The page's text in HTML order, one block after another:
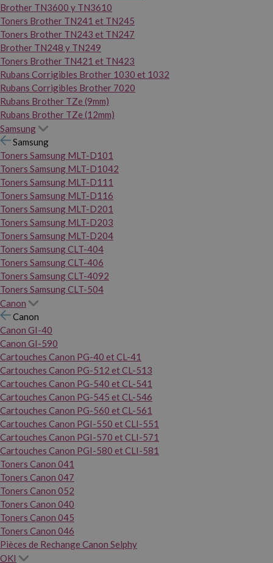
Brother TN3600 y TN3610
Toners Brother TN241 et TN245
Toners Brother TN243 et TN247
Brother TN248 y TN249
Toners Brother TN421 et TN423
Rubans Corrigibles Brother 1030 et 1032
Rubans Corrigibles Brother 7020
Rubans Brother TZe (9mm)
Rubans Brother TZe (12mm)
Samsung
Samsung
Toners Samsung MLT-D101
Toners Samsung MLT-D1042
Toners Samsung MLT-D111
Toners Samsung MLT-D116
Toners Samsung MLT-D201
Toners Samsung MLT-D203
Toners Samsung MLT-D204
Toners Samsung CLT-404
Toners Samsung CLT-406
Toners Samsung CLT-4092
Toners Samsung CLT-504
Canon
Canon
Canon GI-40
Canon GI-590
Cartouches Canon PG-40 et CL-41
Cartouches Canon PG-512 et CL-513
Cartouches Canon PG-540 et CL-541
Cartouches Canon PG-545 et CL-546
Cartouches Canon PG-560 et CL-561
Cartouches Canon PGI-550 et CLI-551
Cartouches Canon PGI-570 et CLI-571
Cartouches Canon PGI-580 et CLI-581
Toners Canon 041
Toners Canon 047
Toners Canon 052
Toners Canon 040
Toners Canon 045
Toners Canon 046
Pièces de Rechange Canon Selphy
OKI